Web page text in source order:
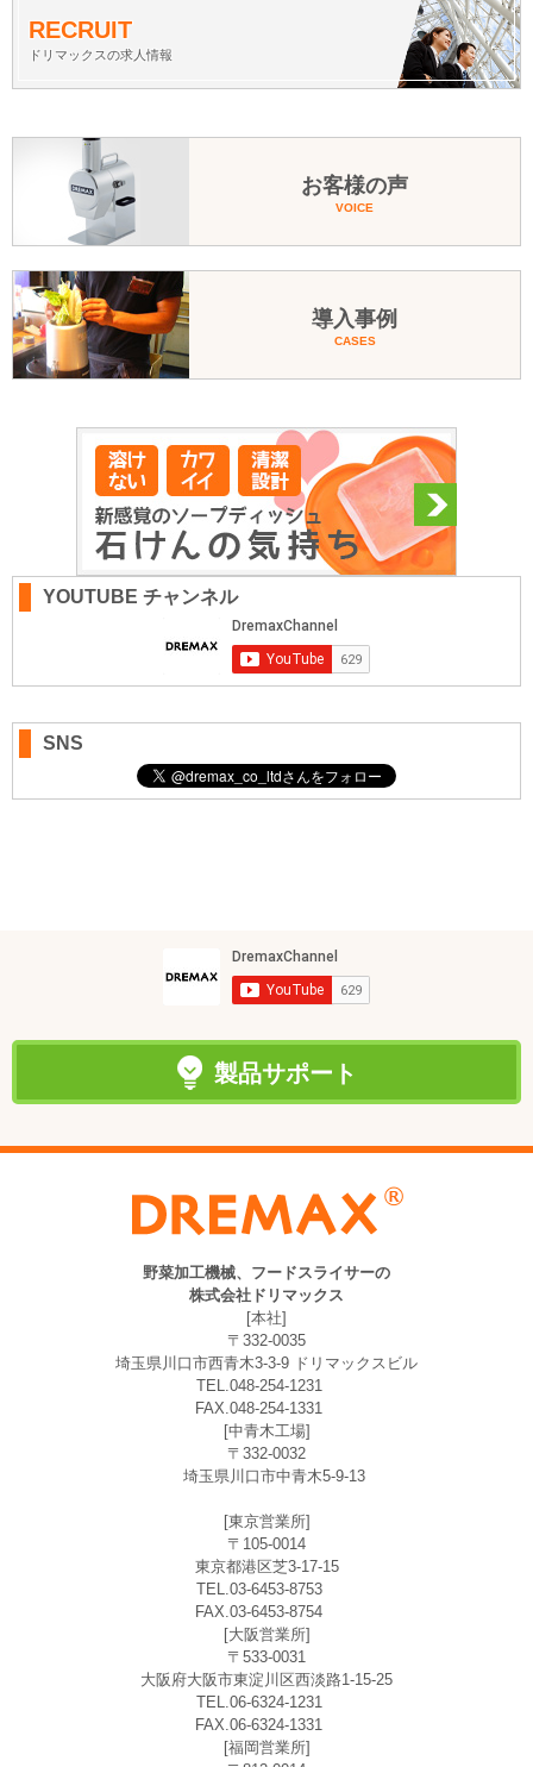
RECRUIT
ドリマックスの求人情報
お客様の声
VOICE
導入事例
CASES
YOUTUBE チャンネル
SNS
製品サポート
野菜加工機械、フードスライサーの
株式会社ドリマックス
[本社]
〒332-0035
埼玉県川口市西青木3-3-9 ドリマックスビル
TEL.048-254-1231
FAX.048-254-1331
[中青木工場]
〒332-0032
埼玉県川口市中青木5-9-13
[東京営業所]
〒105-0014
東京都港区芝3-17-15
TEL.03-6453-8753
FAX.03-6453-8754
[大阪営業所]
〒533-0031
大阪府大阪市東淀川区西淡路1-15-25
TEL.06-6324-1231
FAX.06-6324-1331
[福岡営業所]